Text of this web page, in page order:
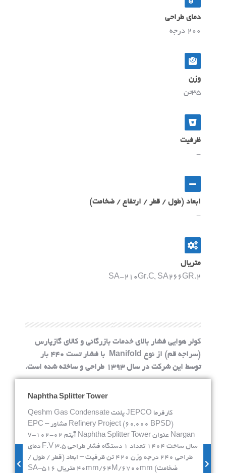
دمای طراحی
200 درجه
وزن
35تن
ظرفیت
-
ابعاد (طول / قطر / ارتفاع / ضخامت)
-
متریال
SA-210Gr.C, SA266GR.2
کولر هوایی فشار بالای خدمات بازرگانی و کالای گازپارس
(سراجه قم) از نوع Manifold با فشار تست 440 بار
توسط این شرکت در سال 1393 طراحی و ساخته شده است.
Naphtha Splitter Tower
کارفرما JEPCO پلنت Qeshm Gas Condensate
Refinery Project (60,000 BPSD) مشاور – EPC
Nargan عنوان Naphtha Splitter Tower آیتم v-102-02
سال ساخت 1404 تعداد 1 دستگاه فشار طراحی 3.5 F.V دمای
طراحی 240 درجه وزن 420 تن ظرفیت – ابعاد (قطر / طول /
ضخامت) 40mm/64M/6700mm متریال SA-516